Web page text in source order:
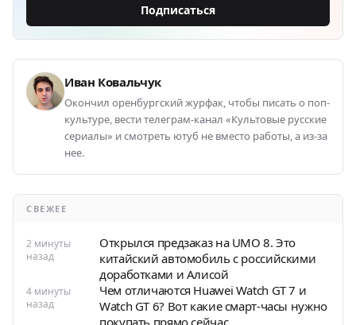
Подписаться
Иван Ковальчук
Окончил оренбургский журфак, чтобы писать о поп-
культуре, вести телеграм-канал «Культовые русские
сериалы» и смотреть ютуб не вместо работы, а из-за
нее.
СВЕЖЕЕ
2 минуты
назад
Открылся предзаказ на UMO 8. Это
китайский автомобиль с российскими
доработками и Алисой
4 минуты
назад
Чем отличаются Huawei Watch GT 7 и
Watch GT 6? Вот какие смарт-часы нужно
покупать прямо сейчас